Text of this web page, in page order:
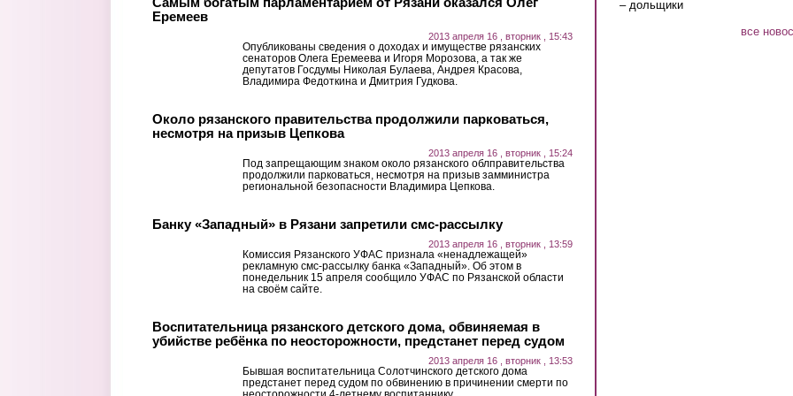
Еремеев
2013 апреля 16 , вторник , 15:43
Опубликованы сведения о доходах и имуществе рязанских
сенаторов Олега Еремеева и Игоря Морозова, а так же
депутатов Госдумы Николая Булаева, Андрея Красова,
Владимира Федоткина и Дмитрия Гудкова.
Около рязанского правительства продолжили парковаться,
несмотря на призыв Цепкова
2013 апреля 16 , вторник , 15:24
Под запрещающим знаком около рязанского облправительства
продолжили парковаться, несмотря на призыв замминистра
региональной безопасности Владимира Цепкова.
Банку «Западный» в Рязани запретили смс-рассылку
2013 апреля 16 , вторник , 13:59
Комиссия Рязанского УФАС признала «ненадлежащей»
рекламную смс-рассылку банка «Западный». Об этом в
понедельник 15 апреля сообщило УФАС по Рязанской области
на своём сайте.
Воспитательница рязанского детского дома, обвиняемая в
убийстве ребёнка по неосторожности, предстанет перед судом
2013 апреля 16 , вторник , 13:53
Бывшая воспитательница Солотчинского детского дома
предстанет перед судом по обвинению в причинении смерти по
– дольщики
все